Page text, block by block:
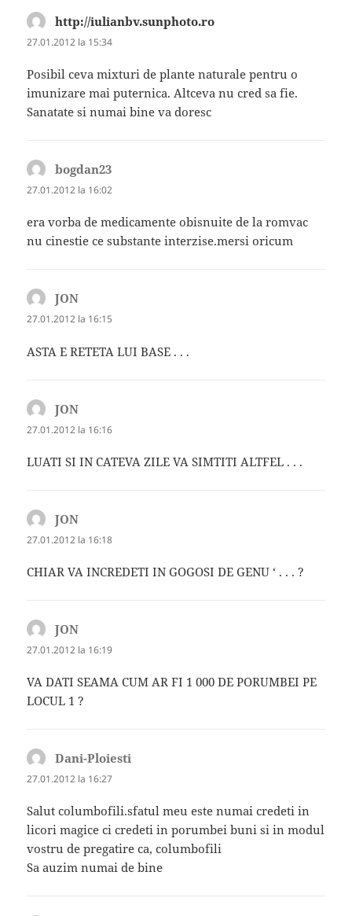
http://iulianbv.sunphoto.ro
27.01.2012 la 15:34
Posibil ceva mixturi de plante naturale pentru o
imunizare mai puternica. Altceva nu cred sa fie.
Sanatate si numai bine va doresc
bogdan23
27.01.2012 la 16:02
era vorba de medicamente obisnuite de la romvac
nu cinestie ce substante interzise.mersi oricum
JON
27.01.2012 la 16:15
ASTA E RETETA LUI BASE . . .
JON
27.01.2012 la 16:16
LUATI SI IN CATEVA ZILE VA SIMTITI ALTFEL . . .
JON
27.01.2012 la 16:18
CHIAR VA INCREDETI IN GOGOSI DE GENU ‘ . . . ?
JON
27.01.2012 la 16:19
VA DATI SEAMA CUM AR FI 1 000 DE PORUMBEI PE
LOCUL 1 ?
Dani-Ploiesti
27.01.2012 la 16:27
Salut columbofili.sfatul meu este numai credeti in
licori magice ci credeti in porumbei buni si in modul
vostru de pregatire ca, columbofili
Sa auzim numai de bine